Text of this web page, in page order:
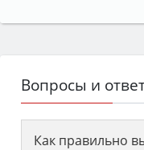
Вопросы и
Как правильно